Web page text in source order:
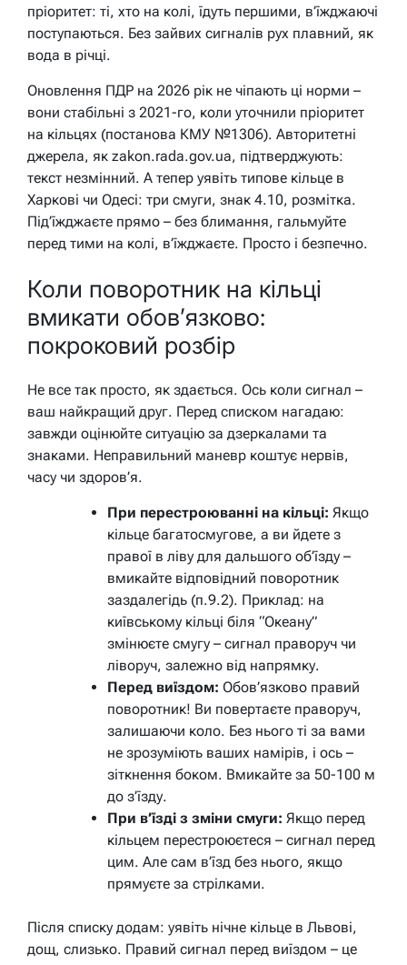
пріоритет: ті, хто на колі, їдуть першими, в’їжджаючі
поступаються. Без зайвих сигналів рух плавний, як
вода в річці.
Оновлення ПДР на 2026 рік не чіпають ці норми –
вони стабільні з 2021-го, коли уточнили пріоритет
на кільцях (постанова КМУ №1306). Авторитетні
джерела, як zakon.rada.gov.ua, підтверджують:
текст незмінний. А тепер уявіть типове кільце в
Харкові чи Одесі: три смуги, знак 4.10, розмітка.
Під’їжджаєте прямо – без блимання, гальмуйте
перед тими на колі, в’їжджаєте. Просто і безпечно.
Коли поворотник на кільці
вмикати обов’язково:
покроковий розбір
Не все так просто, як здається. Ось коли сигнал –
ваш найкращий друг. Перед списком нагадаю:
завжди оцінюйте ситуацію за дзеркалами та
знаками. Неправильний маневр коштує нервів,
часу чи здоров’я.
При перестроюванні на кільці: Якщо
кільце багатосмугове, а ви йдете з
правої в ліву для дальшого об’їзду –
вмикайте відповідний поворотник
заздалегідь (п.9.2). Приклад: на
київському кільці біля “Океану”
змінюєте смугу – сигнал праворуч чи
ліворуч, залежно від напрямку.
Перед виїздом: Обов’язково правий
поворотник! Ви повертаєте праворуч,
залишаючи коло. Без нього ті за вами
не зрозуміють ваших намірів, і ось –
зіткнення боком. Вмикайте за 50-100 м
до з’їзду.
При в’їзді з зміни смуги: Якщо перед
кільцем перестроюєтеся – сигнал перед
цим. Але сам в’їзд без нього, якщо
прямуєте за стрілками.
Після списку додам: уявіть нічне кільце в Львові,
дощ, слизько. Правий сигнал перед виїздом – це